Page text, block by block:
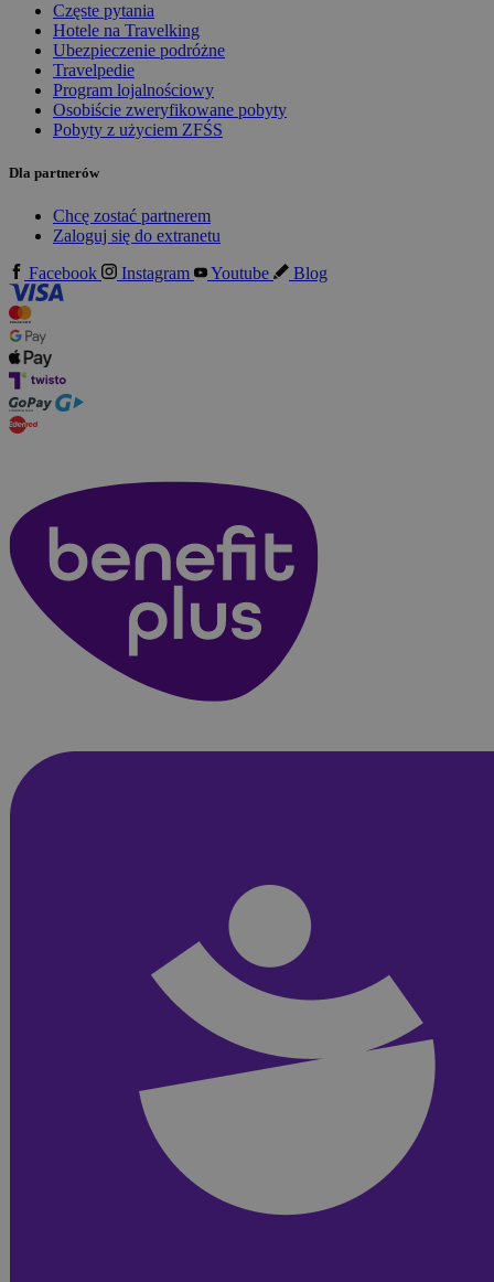
Częste pytania
Hotele na Travelking
Ubezpieczenie podróżne
Travelpedie
Program lojalnościowy
Osobiście zweryfikowane pobyty
Pobyty z użyciem ZFŚS
Dla partnerów
Chcę zostać partnerem
Zaloguj się do extranetu
Facebook
Instagram Youtube Blog